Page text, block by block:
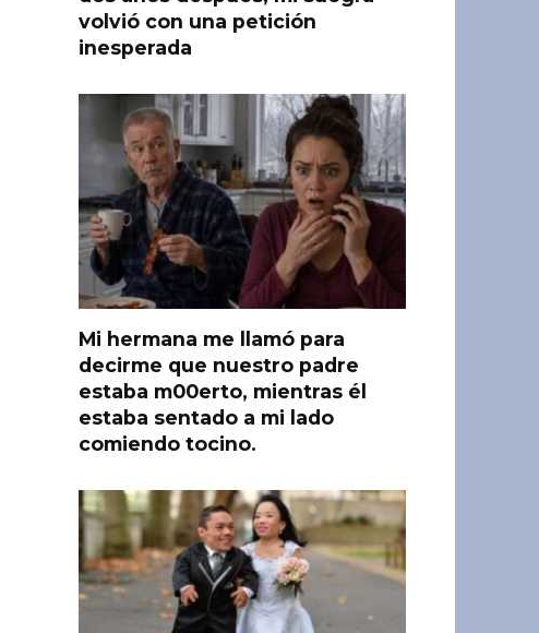
volvió con una petición
inesperada
Mi hermana me llamó para
decirme que nuestro padre
estaba m00erto, mientras él
estaba sentado a mi lado
comiendo tocino.